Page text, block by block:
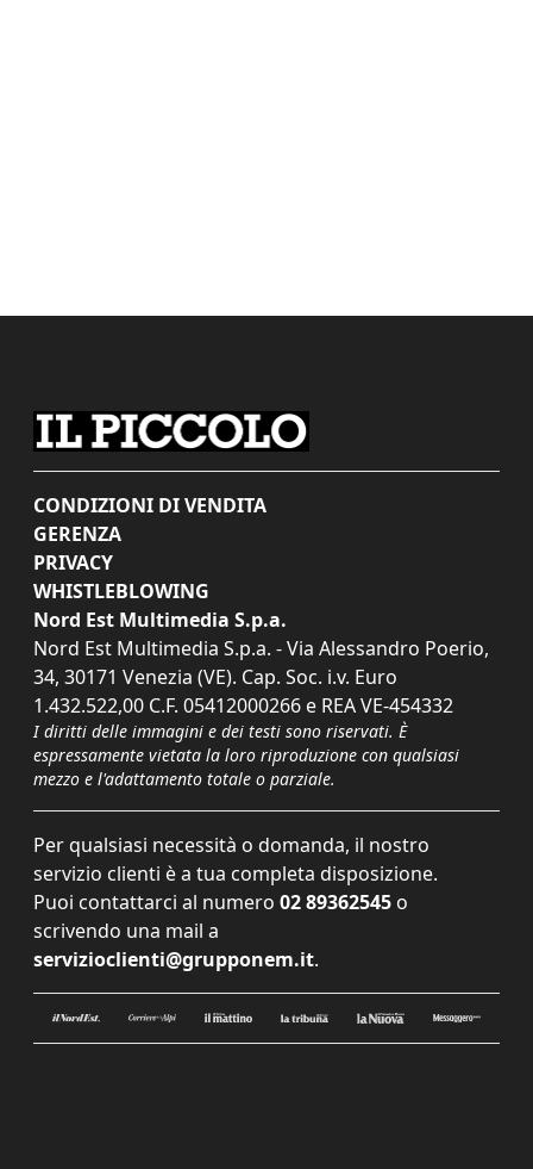
CONDIZIONI DI VENDITA
GERENZA
PRIVACY
WHISTLEBLOWING
Nord Est Multimedia S.p.a.
Nord Est Multimedia S.p.a. - Via Alessandro Poerio,
34, 30171 Venezia (VE). Cap. Soc. i.v. Euro
1.432.522,00 C.F. 05412000266 e REA VE-454332
I diritti delle immagini e dei testi sono riservati. È
espressamente vietata la loro riproduzione con qualsiasi
mezzo e l'adattamento totale o parziale.
Per qualsiasi necessità o domanda, il nostro
servizio clienti è a tua completa disposizione.
Puoi contattarci al numero 02 89362545 o
scrivendo una mail a
servizioclienti@grupponem.it.